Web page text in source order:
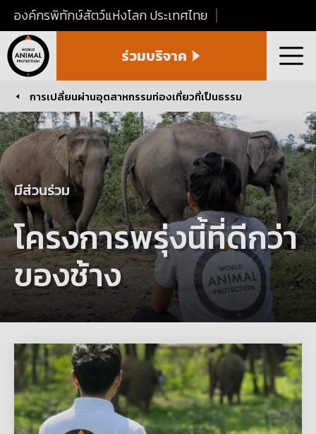
องค์กรพิทักษ์สัตว์แห่งโลก ประเทศไทย
Animal
Protection
Thailand
ร่วมบริจาค เมนู
You are here:
การเปลี่ยนผ่านอุตสาหกรรมท่องเที่ยวที่เป็นธรรม
โครงการพรุ่งนี้ที่ดีกว่า
ของช้าง
มีส่วนร่วม